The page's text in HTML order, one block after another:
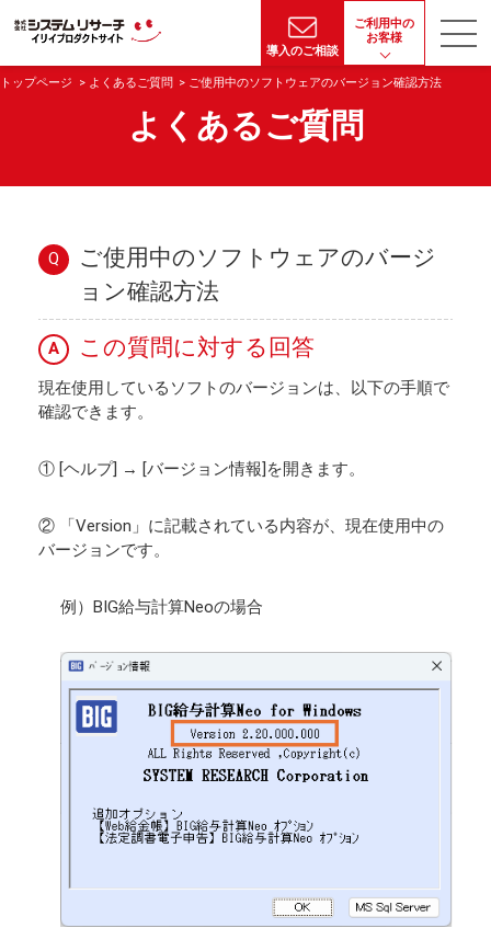
導入のご相談
ご利用中の
お客様
トップページ よくあるご質問 ご使用中のソフトウェアのバージョン確認方法
よくあるご質問
Q
ご使用中のソフトウェアのバージ
ョン確認方法
A この質問に対する回答
現在使用しているソフトのバージョンは、以下の手順で
確認できます。
① [ヘルプ] → [バージョン情報]を開きます。
② 「Version」に記載されている内容が、現在使用中の
バージョンです。
例）BIG給与計算Neoの場合